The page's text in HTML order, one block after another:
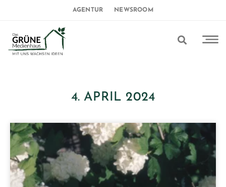
AGENTUR NEWSROOM
4. APRIL 2024